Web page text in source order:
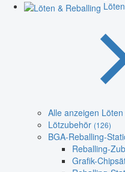
Alle anzeigen
Lötzubehör (126)
BGA-Reballing-
Reballing-
Grafik-